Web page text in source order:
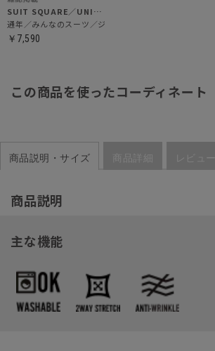
SUIT SQUARE／UNIVERSAL LANGUAGE／WHITE
通年／みんなのスーツ／ジャケット
￥7,590
この商品を使ったコーディネート
商品説明・サイズ 商品詳細 レビュー
商品説明
主な機能